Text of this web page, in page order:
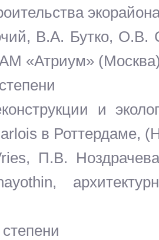
В.А. Бутко, О.В.
«Атриум»
и
в Роттердаме,
П.В.